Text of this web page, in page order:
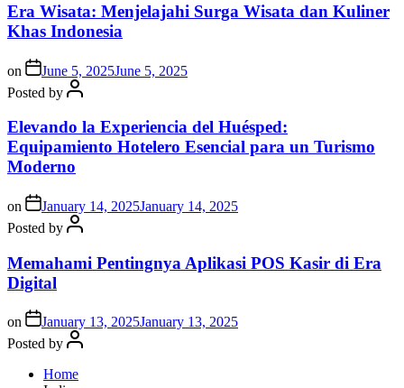
Era Wisata: Menjelajahi Surga Wisata dan Kuliner
Khas Indonesia
on June 5, 2025June 5, 2025
Posted by
Elevando la Experiencia del Huésped:
Equipamiento Hotelero Esencial para un Turismo
Moderno
on January 14, 2025January 14, 2025
Posted by
Memahami Pentingnya Aplikasi POS Kasir di Era
Digital
on January 13, 2025January 13, 2025
Posted by
Home